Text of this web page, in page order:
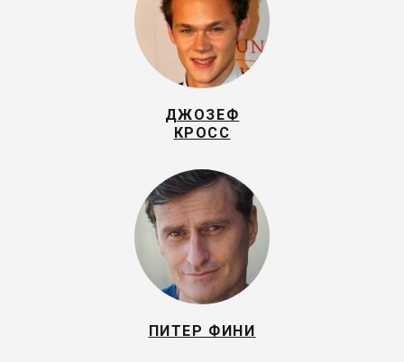
ДЖОЗЕФ
КРОСС
ПИТЕР ФИНИ